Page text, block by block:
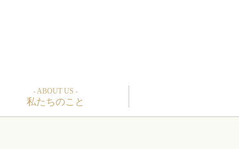
- ABOUT US -
私たちのこと